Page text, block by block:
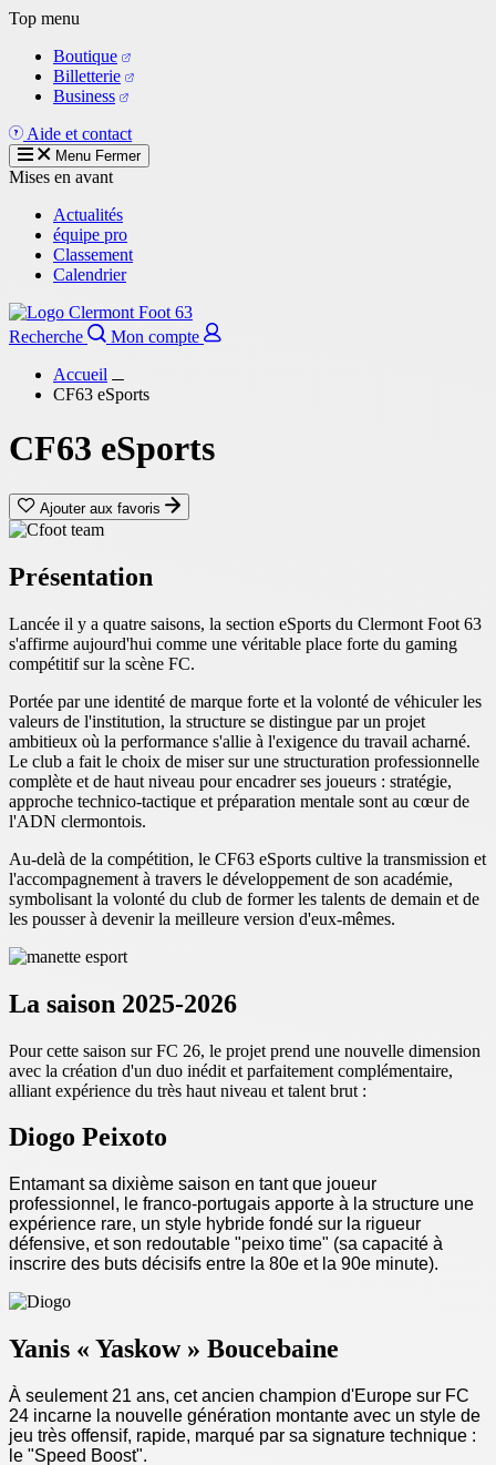
Aller
contenu
principal
Top menu
Boutique
Billetterie
Business
Aide et contact
Menu Fermer
Mises en avant
Actualités
équipe pro
Classement
Calendrier
Recherche
Mon compte
Accueil
CF63 eSports
CF63 eSports
Ajouter aux favoris
Présentation
Lancée il y a quatre saisons, la section eSports du Clermont Foot 63
s'affirme aujourd'hui comme une véritable place forte du gaming
compétitif sur la scène FC.
Portée par une identité de marque forte et la volonté de véhiculer les
valeurs de l'institution, la structure se distingue par un projet
ambitieux où la performance s'allie à l'exigence du travail acharné.
Le club a fait le choix de miser sur une structuration professionnelle
complète et de haut niveau pour encadrer ses joueurs : stratégie,
approche technico-tactique et préparation mentale sont au cœur de
l'ADN clermontois.
Au-delà de la compétition, le CF63 eSports cultive la transmission et
l'accompagnement à travers le développement de son académie,
symbolisant la volonté du club de former les talents de demain et de
les pousser à devenir la meilleure version d'eux-mêmes.
La saison 2025-2026
Pour cette saison sur FC 26, le projet prend une nouvelle dimension
avec la création d'un duo inédit et parfaitement complémentaire,
alliant expérience du très haut niveau et talent brut :
Diogo Peixoto
Entamant sa dixième saison en tant que joueur
professionnel, le franco-portugais apporte à la structure une
expérience rare, un style hybride fondé sur la rigueur
défensive, et son redoutable "peixo time" (sa capacité à
inscrire des buts décisifs entre la 80e et la 90e minute).
Yanis « Yaskow » Boucebaine
À seulement 21 ans, cet ancien champion d'Europe sur FC
24 incarne la nouvelle génération montante avec un style de
jeu très offensif, rapide, marqué par sa signature technique :
le "Speed Boost".